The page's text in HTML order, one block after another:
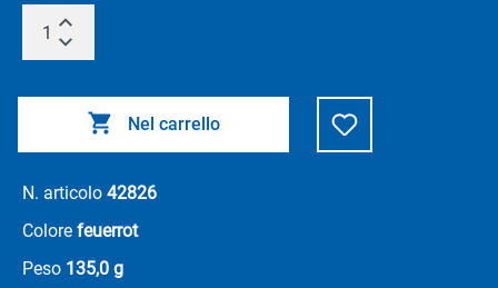
Nel carrello
N. articolo 42826
Colore feuerrot
Peso 135,0 g